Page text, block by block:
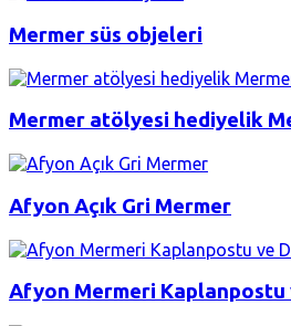
Mermer süs objeleri
Mermer atölyesi hediyelik
Afyon Açık Gri Mermer
Afyon Mermeri Kaplanpostu